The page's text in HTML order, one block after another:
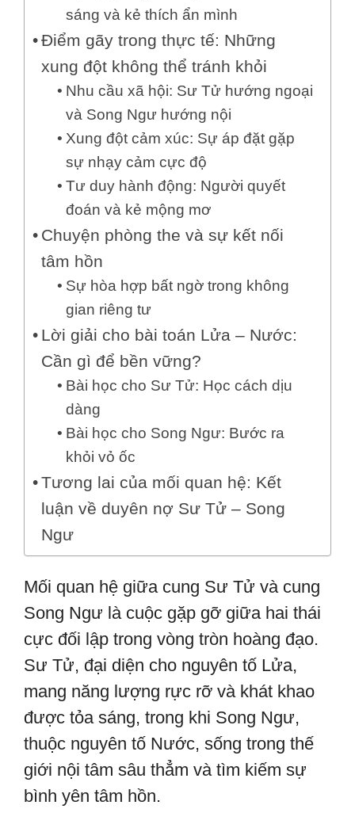
sáng và kẻ thích ẩn mình
Điểm gãy trong thực tế: Những
xung đột không thể tránh khỏi
Nhu cầu xã hội: Sư Tử hướng ngoại
và Song Ngư hướng nội
Xung đột cảm xúc: Sự áp đặt gặp
sự nhạy cảm cực độ
Tư duy hành động: Người quyết
đoán và kẻ mộng mơ
Chuyện phòng the và sự kết nối
tâm hồn
Sự hòa hợp bất ngờ trong không
gian riêng tư
Lời giải cho bài toán Lửa – Nước:
Cần gì để bền vững?
Bài học cho Sư Tử: Học cách dịu
dàng
Bài học cho Song Ngư: Bước ra
khỏi vỏ ốc
Tương lai của mối quan hệ: Kết
luận về duyên nợ Sư Tử – Song
Ngư
Mối quan hệ giữa cung Sư Tử và cung
Song Ngư là cuộc gặp gỡ giữa hai thái
cực đối lập trong vòng tròn hoàng đạo.
Sư Tử, đại diện cho nguyên tố Lửa,
mang năng lượng rực rỡ và khát khao
được tỏa sáng, trong khi Song Ngư,
thuộc nguyên tố Nước, sống trong thế
giới nội tâm sâu thẳm và tìm kiếm sự
bình yên tâm hồn.